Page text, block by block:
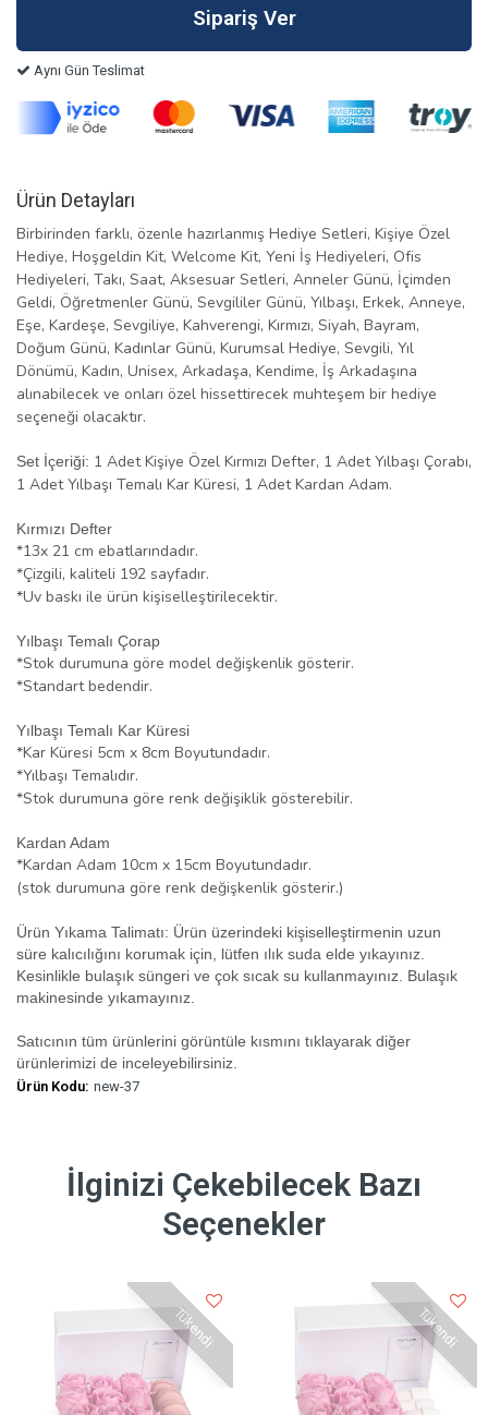
Aynı Gün Teslimat
Ürün Detayları
Birbirinden farklı, özenle hazırlanmış Hediye Setleri, Kişiye Özel
Hediye, Hoşgeldin Kit, Welcome Kit, Yeni İş Hediyeleri, Ofis
Hediyeleri, Takı, Saat, Aksesuar Setleri, Anneler Günü, İçimden
Geldi, Öğretmenler Günü, Sevgililer Günü, Yılbaşı, Erkek, Anneye,
Eşe, Kardeşe, Sevgiliye, Kahverengi, Kırmızı, Siyah, Bayram,
Doğum Günü, Kadınlar Günü, Kurumsal Hediye, Sevgili, Yıl
Dönümü, Kadın, Unisex, Arkadaşa, Kendime, İş Arkadaşına
alınabilecek ve onları özel hissettirecek muhteşem bir hediye
seçeneği olacaktır.
Set İçeriği: 1 Adet Kişiye Özel Kırmızı Defter, 1 Adet Yılbaşı Çorabı,
1 Adet Yılbaşı Temalı Kar Küresi, 1 Adet Kardan Adam.
Kırmızı Defter
*13x 21 cm ebatlarındadır.
*Çizgili, kaliteli 192 sayfadır.
*Uv baskı ile ürün kişiselleştirilecektir.
Yılbaşı Temalı Çorap
*Stok durumuna göre model değişkenlik gösterir.
*Standart bedendir.
Yılbaşı Temalı Kar Küresi
*Kar Küresi 5cm x 8cm Boyutundadır.
*Yılbaşı Temalıdır.
*Stok durumuna göre renk değişiklik gösterebilir.
Kardan Adam
*Kardan Adam 10cm x 15cm Boyutundadır.
(stok durumuna göre renk değişkenlik gösterir.)
Ürün Yıkama Talimatı: Ürün üzerindeki kişiselleştirmenin uzun
süre kalıcılığını korumak için, lütfen ılık suda elde yıkayınız.
Kesinlikle bulaşık süngeri ve çok sıcak su kullanmayınız. Bulaşık
makinesinde yıkamayınız.
Satıcının tüm ürünlerini görüntüle kısmını tıklayarak diğer
ürünlerimizi de inceleyebilirsiniz.
Ürün Kodu: new-37
İlginizi Çekebilecek Bazı
Seçenekler
Tükendi Tükendi